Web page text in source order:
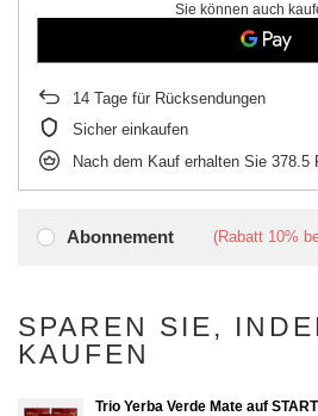
Abonnement (Rabatt 10%
Sie können auch
14 Tage für Rücksendungen
Sicher einkaufen
Nach dem Kauf erhalten Sie 378.5
SPAREN SIE,
KAUFEN
Trio Yerba Verde Mate auf